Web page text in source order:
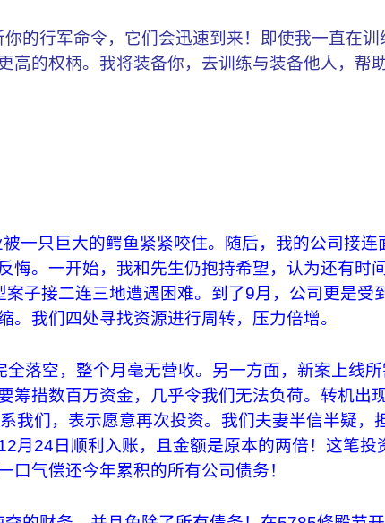
的行军命令，它们会迅速到来！即使我一直在训
高的权柄。我将装备你，去训练与装备他人，帮
一只巨大的鳄鱼紧紧咬住。随后，我的公司接连
悔。一开始，我和先生仍抱持希望，认为还有时
子接二连三地遭遇困难。到了9月，公司更是受
我们四处寻找资源进行周转，压力倍增。
落空，整个月毫无营收。另一方面，新案上线
筹措数百万资金，几乎令我们无法负荷。转机出
我们，表示愿意再次投资。我们夫妻半信半疑，
月24日顺利入账，且金额是原本的两倍！这笔投
气偿还今年累积的所有公司债务！